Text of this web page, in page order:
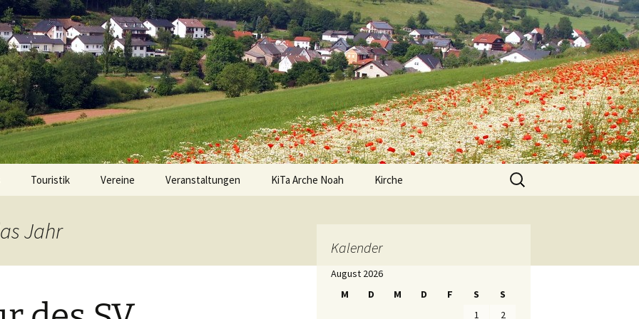
Touristik
Besondere Orte
Vereine Veranstaltungen KiTa Arche Noah
Pädagogische Arbeit
Kirche
Suche
nach:
Jahr
Kalender
August 2026
M
D M D F S
S
1
2